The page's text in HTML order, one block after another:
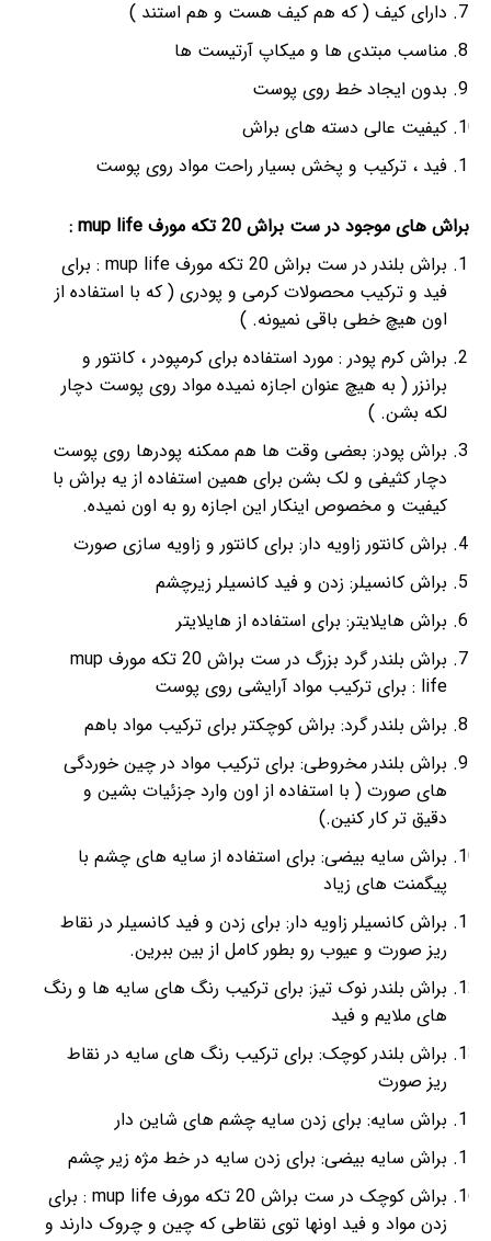
دارای کیف ( که هم کیف هست و هم استند )
مناسب مبتدی ها و میکاپ آرتیست ها
بدون ایجاد خط روی پوست
کیفیت عالی دسته های براش
فید ، ترکیب و پخش بسیار راحت مواد روی پوست
براش های موجود در ست براش 20 تکه مورف mup life :
براش بلندر در ست براش 20 تکه مورف mup life : برای
فید و ترکیب محصولات کرمی و پودری ( که با استفاده از
اون هیچ خطی باقی نمیونه. )
براش کرم پودر : مورد استفاده برای کرمپودر ، کانتور و
برانزر ( به هیچ عنوان اجازه نمیده مواد روی پوست دچار
لکه بشن. )
براش پودر: بعضی وقت ها هم ممکنه پودرها روی پوست
دچار کثیفی و لک بشن برای همین استفاده از یه براش با
کیفیت و مخصوص اینکار این اجازه رو به اون نمیده.
براش کانتور زاویه دار: برای کانتور و زاویه سازی صورت
براش کانسیلر: زدن و فید کانسیلر زیرچشم
براش هایلایتر: برای استفاده از هایلایتر
براش بلندر گرد بزرگ در ست براش 20 تکه مورف mup
life : برای ترکیب مواد آرایشی روی پوست
براش بلندر گرد: براش کوچکتر برای ترکیب مواد باهم
براش بلندر مخروطی: برای ترکیب مواد در چین خوردگی
های صورت ( با استفاده از اون وارد جزئیات بشین و
دقیق تر کار کنین.)
براش سایه بیضی: برای استفاده از سایه های چشم با
پیگمنت های زیاد
براش کانسیلر زاویه دار: برای زدن و فید کانسیلر در نقاط
ریز صورت و عیوب رو بطور کامل از بین ببرین.
براش بلندر نوک تیز: برای ترکیب رنگ های سایه ها و رنگ
های ملایم و فید
براش بلندر کوچک: برای ترکیب رنگ های سایه در نقاط
ریز صورت
براش سایه: برای زدن سایه چشم های شاین دار
براش سایه بیضی: برای زدن سایه در خط مژه زیر چشم
براش کوچک در ست براش 20 تکه مورف mup life : برای
زدن مواد و فید اونها توی نقاطی که چین و چروک دارند و